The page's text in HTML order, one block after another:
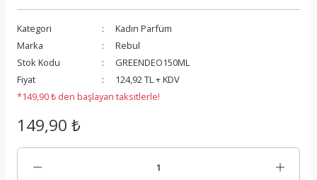
Kategori
Kadın Parfüm
Marka
Rebul
Stok Kodu
GREENDEO150ML
Fiyat
124,92 TL + KDV
*149,90 ₺ den başlayan taksitlerle!
149,90 ₺